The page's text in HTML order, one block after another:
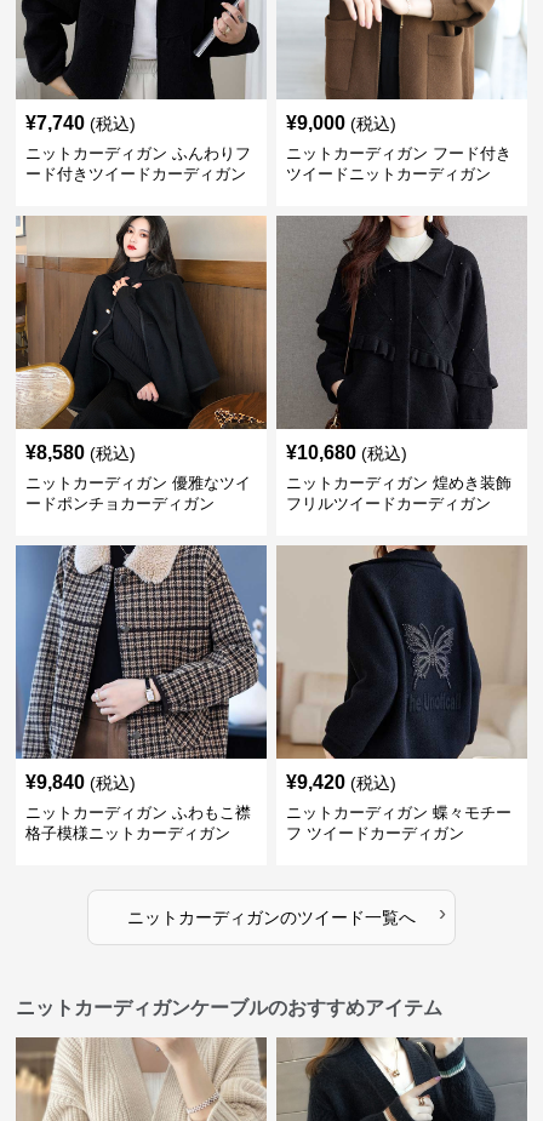
¥7,740 (税込)
ニットカーディガン ふんわりフ
ード付きツイードカーディガン
¥9,000 (税込)
ニットカーディガン フード付き
ツイードニットカーディガン
¥8,580 (税込)
ニットカーディガン 優雅なツイ
ードポンチョカーディガン
¥10,680 (税込)
ニットカーディガン 煌めき装飾
フリルツイードカーディガン
¥9,840 (税込)
ニットカーディガン ふわもこ襟
格子模様ニットカーディガン
¥9,420 (税込)
ニットカーディガン 蝶々モチー
フ ツイードカーディガン
ニットカーディガンのツイード一覧へ ›
ニットカーディガンケーブルのおすすめアイテム